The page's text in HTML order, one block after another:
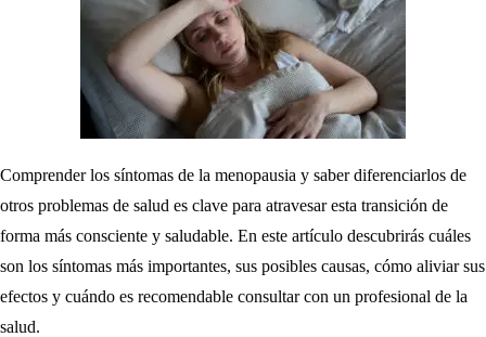
Comprender los síntomas de la menopausia y saber diferenciarlos de
otros problemas de salud es clave para atravesar esta transición de
forma más consciente y saludable. En este artículo descubrirás cuáles
son los síntomas más importantes, sus posibles causas, cómo aliviar sus
efectos y cuándo es recomendable consultar con un profesional de la
salud.